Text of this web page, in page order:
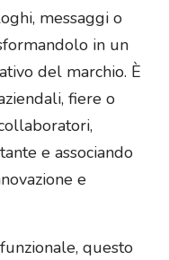
messaggi o
in un
del marchio. È
fiere o
e associando
e
questo